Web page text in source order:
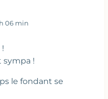
06 min
sympa !
le fondant se